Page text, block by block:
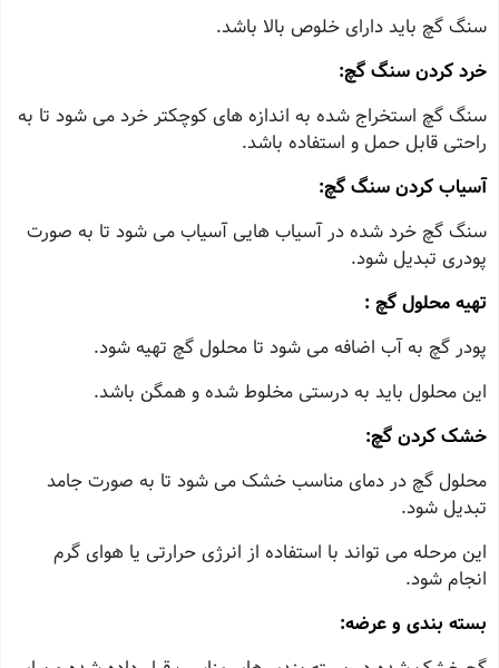
سنگ گچ باید دارای خلوص بالا باشد.
خرد کردن سنگ گچ:
سنگ گچ استخراج شده به اندازه‌ های کوچکتر خرد می‌ شود تا به
راحتی قابل حمل و استفاده باشد.
آسیاب کردن سنگ گچ:
سنگ گچ خرد شده در آسیاب‌ هایی آسیاب می‌ شود تا به صورت
پودری تبدیل شود.
تهیه محلول گچ :
پودر گچ به آب اضافه می‌ شود تا محلول گچ تهیه شود.
این محلول باید به درستی مخلوط شده و همگن باشد.
خشک کردن گچ:
محلول گچ در دمای مناسب خشک می‌ شود تا به صورت جامد
تبدیل شود.
این مرحله می‌ تواند با استفاده از انرژی حرارتی یا هوای گرم
انجام شود.
بسته بندی و عرضه: